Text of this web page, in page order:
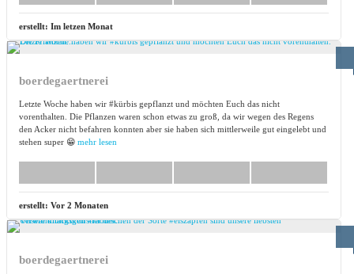
erstellt: Im letzen Monat
boerdegaertnerei
Letzte Woche haben wir #kürbis gepflanzt und möchten Euch das nicht
vorenthalten. Die Pflanzen waren schon etwas zu groß, da wir wegen des Regens
den Acker nicht befahren konnten aber sie haben sich mittlerweile gut eingelebt und
stehen super 😁 mehr lesen
erstellt: Vor 2 Monaten
boerdegaertnerei